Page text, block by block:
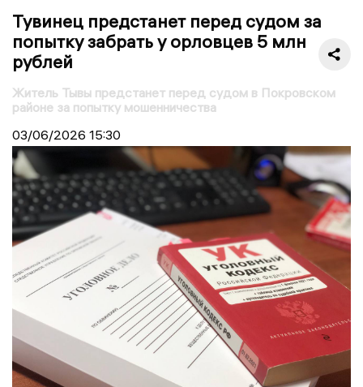
Тувинец предстанет перед судом за
попытку забрать у орловцев 5 млн
рублей
Житель Тывы предстанет перед судом в Покровском
районе за попытку мошенничества
03/06/2026 15:30